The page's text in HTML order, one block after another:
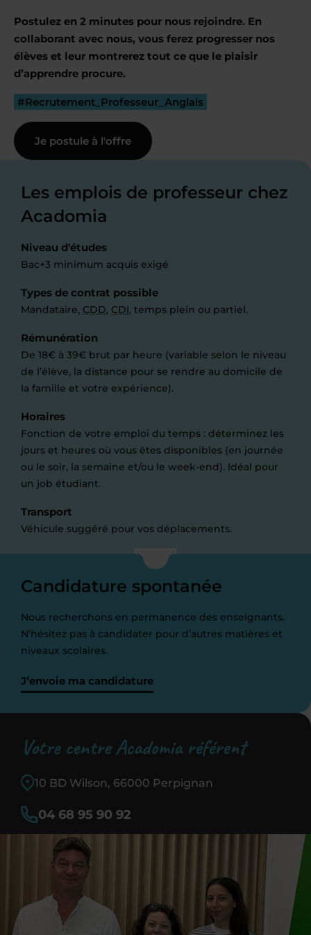
Postulez en 2 minutes pour nous rejoindre. En
collaborant avec nous, vous ferez progresser nos
élèves et leur montrerez tout ce que le plaisir
d’apprendre procure.
#Recrutement_Professeur_Anglais
Je postule à l'offre
Les emplois de professeur chez
Acadomia
Niveau d'études
Bac+3 minimum acquis exigé
Types de contrat possible
Mandataire, CDD, CDI, temps plein ou partiel.
Rémunération
De 18€ à 39€ brut par heure (variable selon le niveau
de l’élève, la distance pour se rendre au domicile de
la famille et votre expérience).
Horaires
Fonction de votre emploi du temps : déterminez les
jours et heures où vous êtes disponibles (en journée
ou le soir, la semaine et/ou le week-end). Idéal pour
un job étudiant.
Transport
Véhicule suggéré pour vos déplacements.
Candidature spontanée
Nous recherchons en permanence des enseignants.
N’hésitez pas à candidater pour d’autres matières et
niveaux scolaires.
J’envoie ma candidature
Votre centre Acadomia référent
10 BD Wilson, 66000 Perpignan
04 68 95 90 92